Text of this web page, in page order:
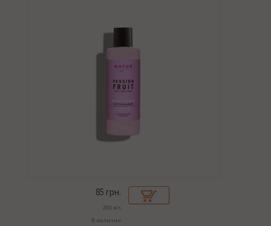
85 грн.
200 мл
В наличии